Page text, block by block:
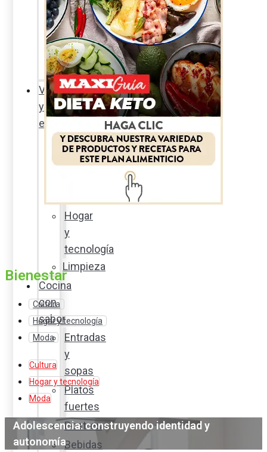
Sexualidad
responsable
En
la
percha
Vida
y
estilo
Productos
nuevos
Hogar
y
tecnología
Limpieza
Cocina
con
sabor
Entradas
y
sopas
Platos
fuertes
Postres
Bebidas
Bienestar
Cultura
Hogar y tecnología
Moda
Cultura
Hogar y tecnología
Moda
Adolescencia: construyendo identidad y
autonomía